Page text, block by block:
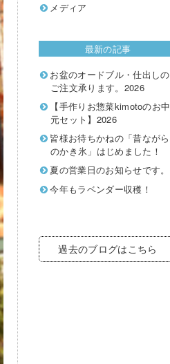
メディア
最新の記事
お盆のオードブル・仕出しの
ご注文承ります。2026
【手作りお惣菜kimotoのお中
元セット】2026
皆様お待ちかねの「昔ながら
のかき氷」はじめました！
夏の営業日のお知らせです。
今年もラベンダー収穫！
過去のブログはこちら